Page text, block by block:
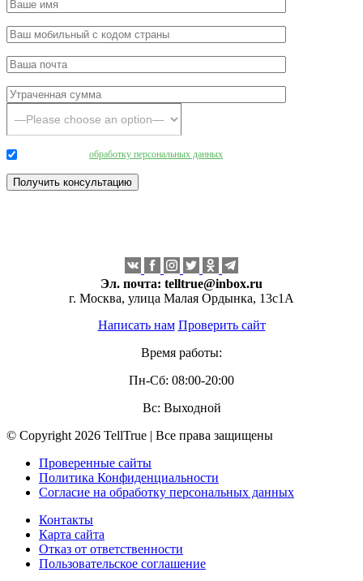
обработку персональных данных
Эл. почта: telltrue@inbox.ru
г. Москва, улица Малая Ордынка, 13с1А
Написать нам Проверить сайт
Время работы:
Пн-Сб: 08:00-20:00
Вс: Выходной
© Copyright 2026 TellTrue | Все права защищены
Проверенные сайты
Политика Конфиденциальности
Согласие на обработку персональных данных
Контакты
Карта сайта
Отказ от ответственности
Пользовательское соглашение